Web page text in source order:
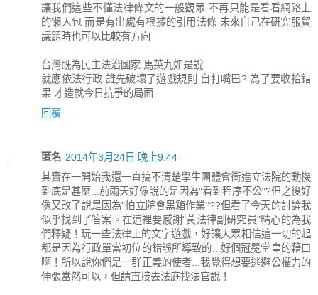
讓我們這些不懂法律條文的一般觀眾 不再只能是看看網路上
的懶人包 而是有出處有根據的引用法條 未來自己在研究服貿
議題時也可以比較有方向
台灣既為民主法治國家 馬英九如是說
就應依法行政 誰先破壞了遊戲規則 自打嘴巴? 為了要收拾錯
果 才造就今日抗爭的局面
回覆
匿名 2014年3月24日 晚上9:44
其實在一開始我還一直搞不清楚學生團體會衝進立法院的動機
到底是甚麼...前兩天好像說的是因為"看到程序不公"?但之後好
像又改了說是因為"怕立院會黑箱作業"??但看了今天的討論我
似乎找到了答案。在這裡要感謝"黃法律副研究員"精心的為我
們釋疑！玩一些法律上的文字遊戲，好讓大眾相信這一切的起
都是因為行政單當初位的錯誤所導致的...好個冠冕堂皇的藉口
啊！所以說你們是一群正義的使者...我覺得想要逃避公權力的
伸張當然可以，但請直接去法庭找法官說！